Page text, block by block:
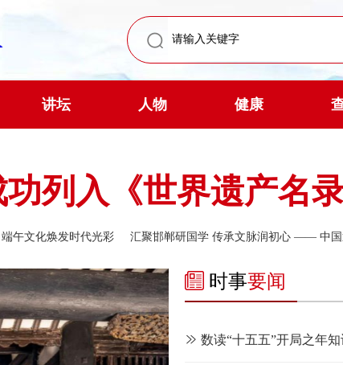
讲坛 人物 健康
列入《世界遗产名录
午文化焕发时代光彩 汇聚邯郸研国学 传承文脉润初心 —— 中国
时事要闻
数读“十五五”开局之年